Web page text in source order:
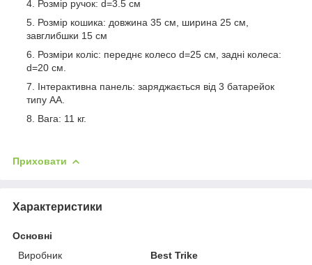
Розмір ручок: d=3.5 см
Розмір кошика: довжина 35 см, ширина 25 см,
завглибшки 15 см
Розміри коліс: переднє колесо d=25 см, задні колеса:
d=20 см.
Інтерактивна панель: заряджається від 3 батарейок
типу АА.
Вага: 11 кг.
Приховати
Характеристики
Основні
Виробник
Best Trike